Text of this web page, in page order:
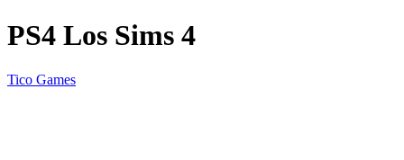
PS4 Los Sims 4
Tico Games